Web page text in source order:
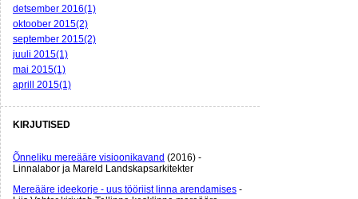
detsember 2016(1)
oktoober 2015(2)
september 2015(2)
juuli 2015(1)
mai 2015(1)
aprill 2015(1)
KIRJUTISED
Õnneliku mereääre visioonikavand (2016) -
Linnalabor ja Mareld Landskapsarkitekter
Mereääre ideekorje - uus tööriist linna arendamises -